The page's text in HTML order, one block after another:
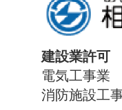
建設業許可
電気工事業
消防施設工